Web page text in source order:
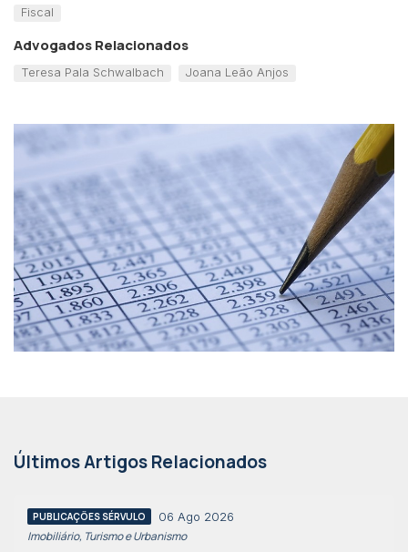
Fiscal
Advogados Relacionados
Teresa Pala Schwalbach Joana Leão Anjos
Últimos Artigos Relacionados
PUBLICAÇÕES SÉRVULO 06 Ago 2026
Imobiliário, Turismo e Urbanismo